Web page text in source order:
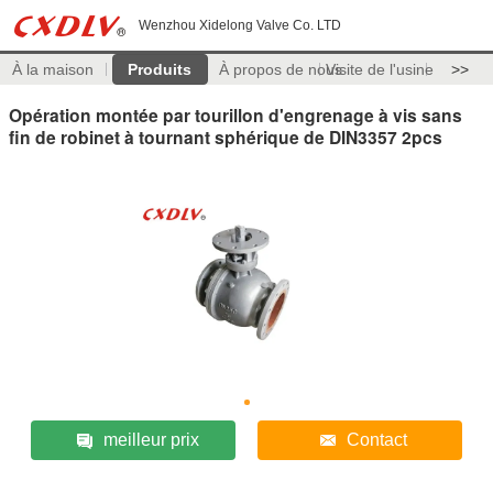
Wenzhou Xidelong Valve Co. LTD
À la maison Produits À propos de nousVisite de l'usine >>
Opération montée par tourillon d'engrenage à vis sans
fin de robinet à tournant sphérique de DIN3357 2pcs
meilleur prix Contact